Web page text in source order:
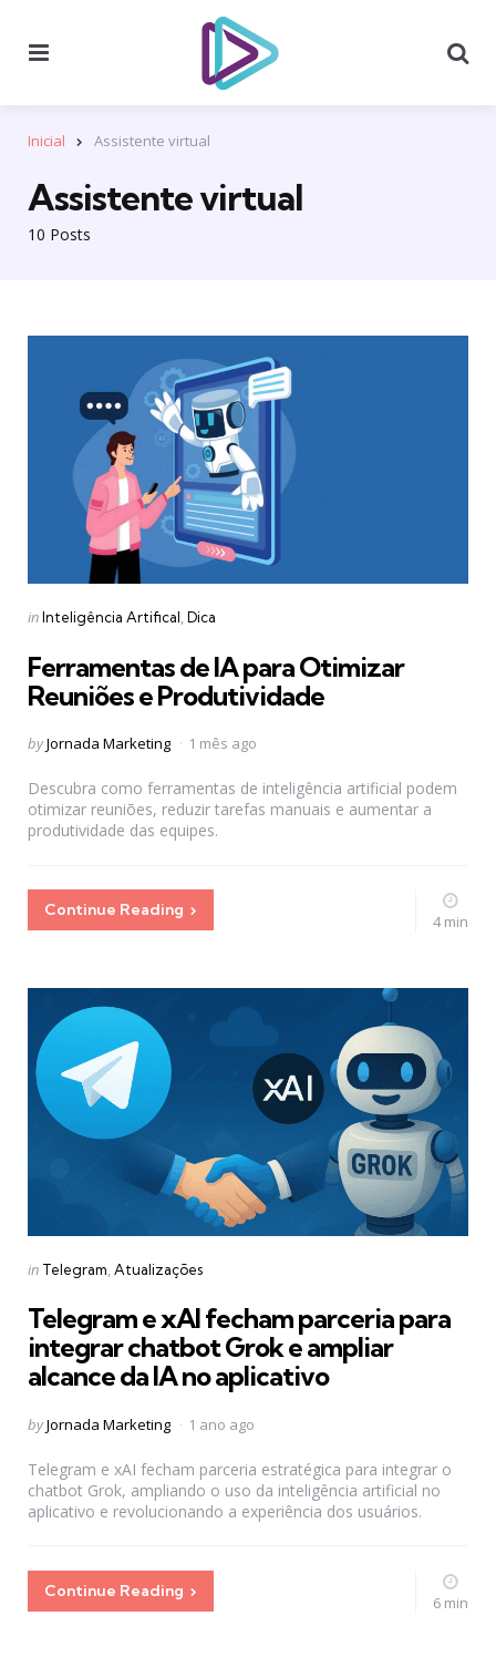
Inicial Assistente virtual
10 Posts
Assistente virtual
Categories
Posted
inInteligência Artifical Dica
Ferramentas de IA para Otimizar
Reuniões e Produtividade
Posted
byJornada Marketing 1 mês ago
Descubra como ferramentas de inteligência artificial podem
otimizar reuniões, reduzir tarefas manuais e aumentar a
produtividade das equipes.
Continue Reading
4 min
Categories
Posted
in Telegram Atualizações
Telegram e xAI fecham parceria para
integrar chatbot Grok e ampliar
alcance da IA no aplicativo
Posted
byJornada Marketing 1 ano ago
Telegram e xAI fecham parceria estratégica para integrar o
chatbot Grok, ampliando o uso da inteligência artificial no
aplicativo e revolucionando a experiência dos usuários.
Continue Reading
6 min